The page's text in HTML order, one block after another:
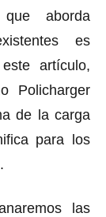
aborda
es
artículo,
Policharger
de la carga
para los
las